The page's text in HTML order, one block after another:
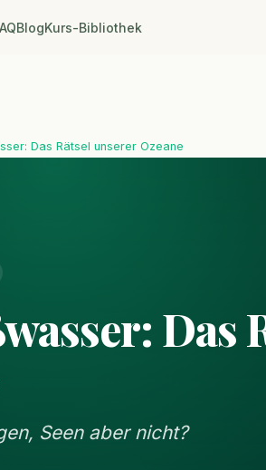
BlogKurs-Bibliothek
Das Rätsel unserer Ozeane
Das
Seen aber nicht?